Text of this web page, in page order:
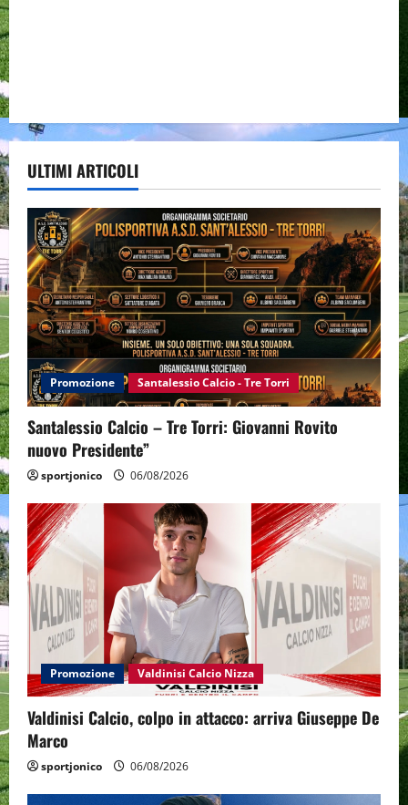
ULTIMI ARTICOLI
Promozione Santalessio Calcio - Tre Torri
Santalessio Calcio – Tre Torri: Giovanni Rovito
nuovo Presidente”
sportjonico 06/08/2026
Promozione Valdinisi Calcio Nizza
Valdinisi Calcio, colpo in attacco: arriva Giuseppe De
Marco
sportjonico 06/08/2026